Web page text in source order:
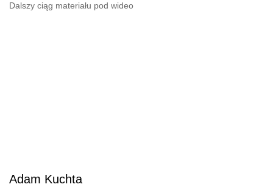
Dalszy ciąg materiału pod wideo
Adam Kuchta